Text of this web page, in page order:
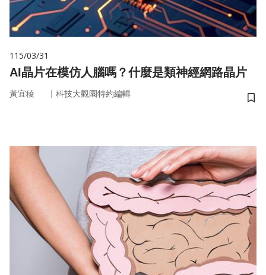
115/03/31
AI晶片在模仿人腦嗎？什麼是類神經網路晶片
黃宜稜 ｜ 科技大觀園特約編輯
儲